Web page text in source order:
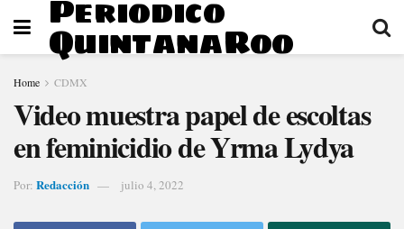
Periodico
QuintanaRoo
Home CDMX
Video muestra papel de escoltas
en feminicidio de Yrma Lydya
Por: Redacción julio 4, 2022